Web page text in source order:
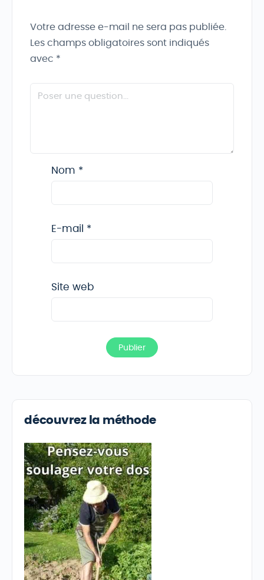
Votre adresse e-mail ne sera pas publiée.
Les champs obligatoires sont indiqués
avec *
Nom *
E-mail *
Site web
découvrez la méthode